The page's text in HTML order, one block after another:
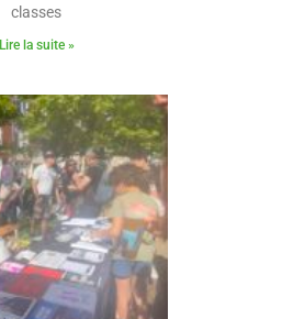
classes
Lire la suite »